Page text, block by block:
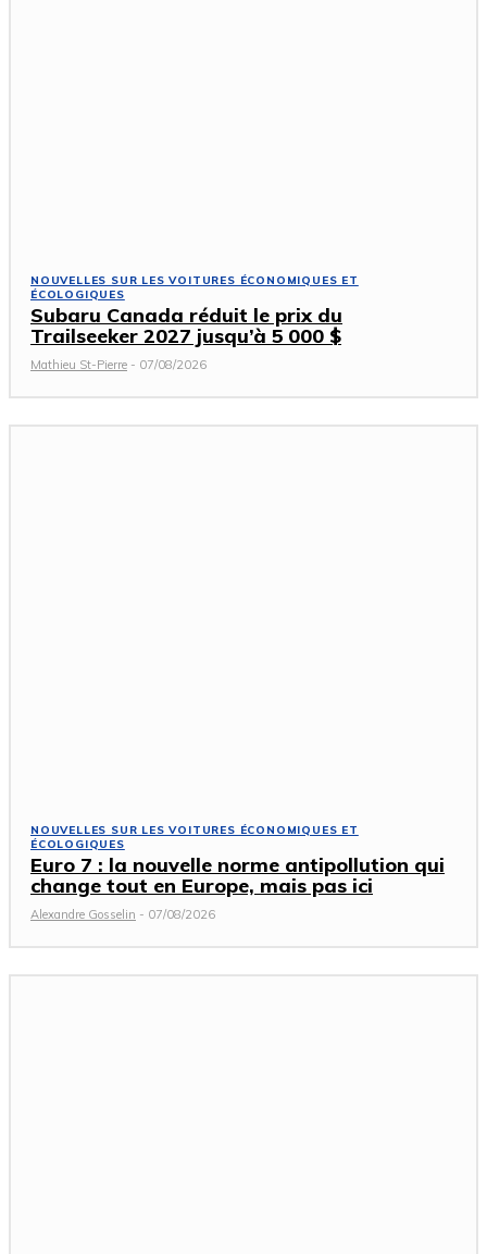
NOUVELLES SUR LES VOITURES ÉCONOMIQUES ET
ÉCOLOGIQUES
Subaru Canada réduit le prix du
Trailseeker 2027 jusqu’à 5 000 $
Mathieu St-Pierre - 07/08/2026
NOUVELLES SUR LES VOITURES ÉCONOMIQUES ET
ÉCOLOGIQUES
Euro 7 : la nouvelle norme antipollution qui
change tout en Europe, mais pas ici
Alexandre Gosselin - 07/08/2026